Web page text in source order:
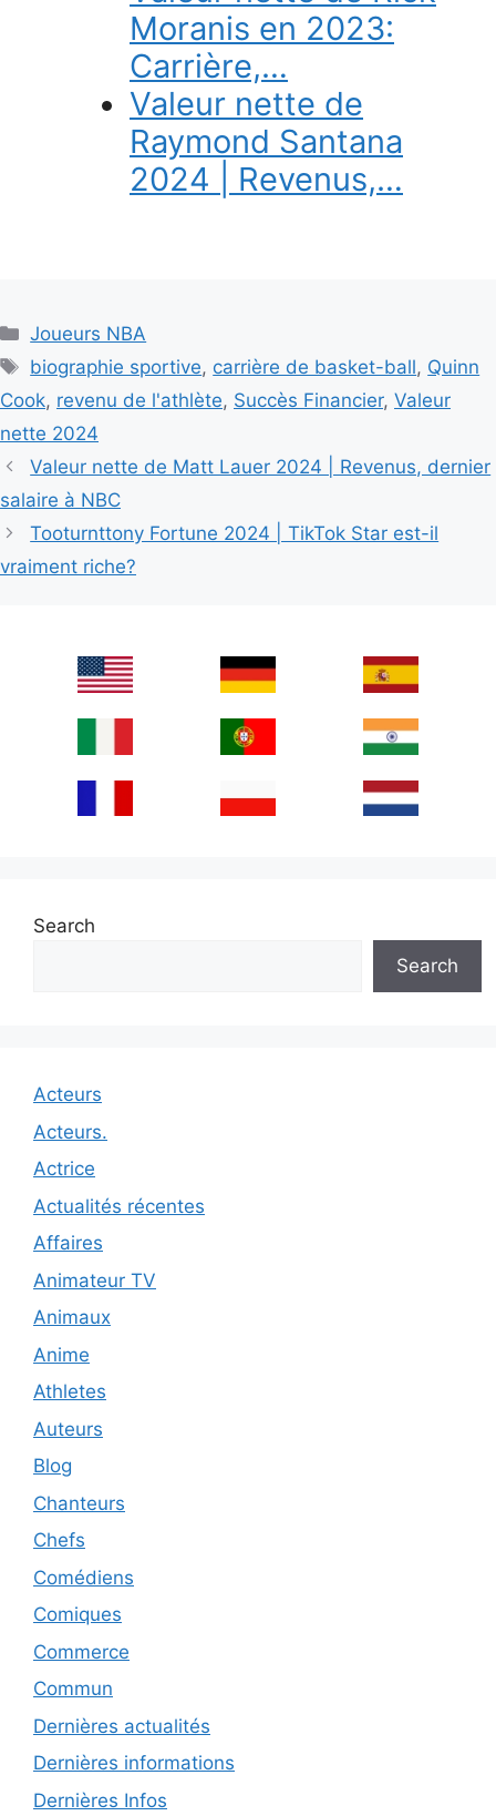
Moranis en 2023:
Carrière,…
Valeur nette de
Raymond Santana
2024 | Revenus,…
Categories
Joueurs NBA
Tags
biographie sportive, carrière de basket-ball, Quinn
Cook, revenu de l'athlète, Succès Financier, Valeur
nette 2024
Valeur nette de Matt Lauer 2024 | Revenus, dernier
salaire à NBC
Tooturnttony Fortune 2024 | TikTok Star est-il
vraiment riche?
Search
Search
Acteurs
Acteurs.
Actrice
Actualités récentes
Affaires
Animateur TV
Animaux
Anime
Athletes
Auteurs
Blog
Chanteurs
Chefs
Comédiens
Comiques
Commerce
Commun
Dernières actualités
Dernières informations
Dernières Infos